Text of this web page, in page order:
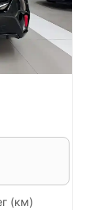
(км)